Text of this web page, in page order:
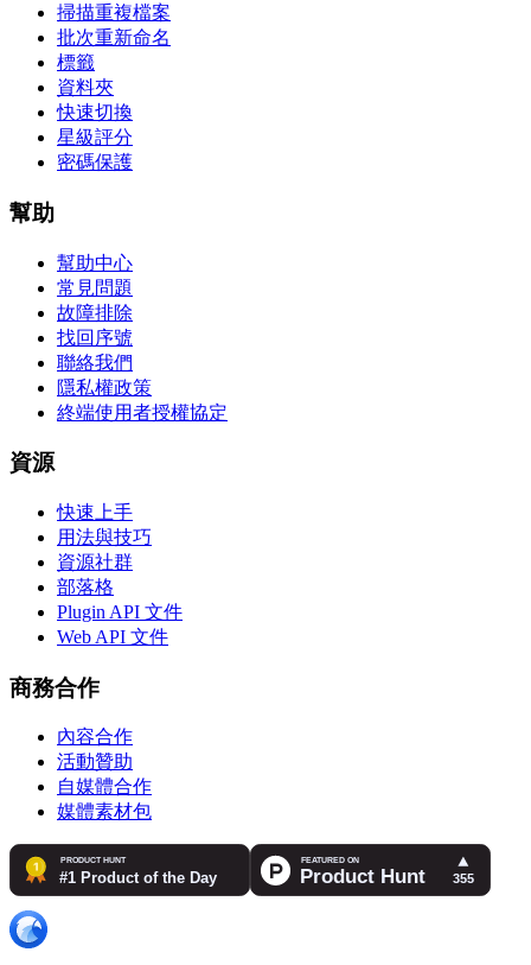
掃描重複檔案
批次重新命名
標籤
資料夾
快速切換
星級評分
密碼保護
幫助
幫助中心
常見問題
故障排除
找回序號
聯絡我們
隱私權政策
終端使用者授權協定
資源
快速上手
用法與技巧
資源社群
部落格
Plugin API 文件
Web API 文件
商務合作
內容合作
活動贊助
自媒體合作
媒體素材包